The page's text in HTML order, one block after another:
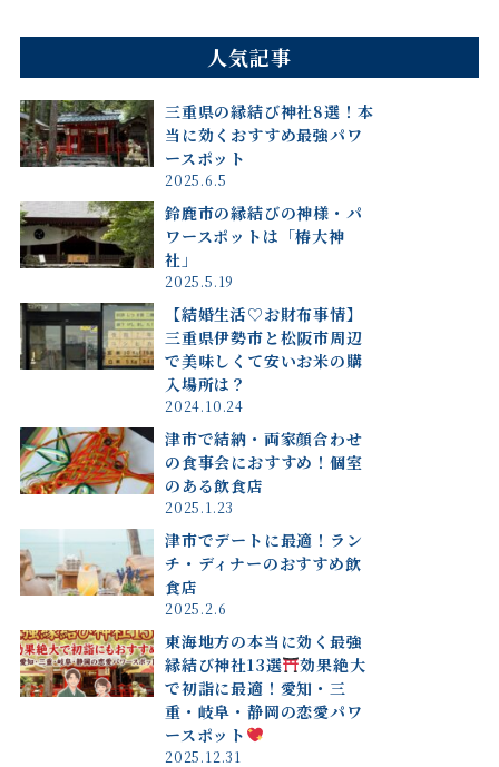
人気記事
三重県の縁結び神社8選！本
当に効くおすすめ最強パワ
ースポット
2025.6.5
鈴鹿市の縁結びの神様・パ
ワースポットは「椿大神
社」
2025.5.19
【結婚生活♡お財布事情】
三重県伊勢市と松阪市周辺
で美味しくて安いお米の購
入場所は？
2024.10.24
津市で結納・両家顔合わせ
の食事会におすすめ！個室
のある飲食店
2025.1.23
津市でデートに最適！ラン
チ・ディナーのおすすめ飲
食店
2025.2.6
東海地方の本当に効く最強
縁結び神社13選
効果絶大
で初詣に最適！愛知・三
重・岐阜・静岡の恋愛パワ
ースポット
2025.12.31